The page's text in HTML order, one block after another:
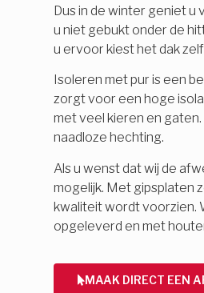
Dus in de winter geniet u
u niet gebukt onder de
u ervoor kiest het dak
Isoleren met pur is een
zorgt voor een hoge
met veel kieren en
naadloze hechting.
Als u wenst dat wij de
mogelijk. Met gipsplaten
kwaliteit wordt voorzien.
opgeleverd en met
MAAK DIRECT EEN